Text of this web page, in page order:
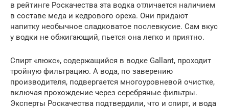
в рейтинге Роскачества эта водка отличается наличием
в составе меда и кедрового ореха. Они придают
напитку необычное сладковатое послевкусие. Сам вкус
у водки не обжигающий, пьется она легко и приятно.
Спирт «люкс», содержащийся в водке Gallant, проходит
тройную фильтрацию. А вода, по заверению
производителя, подвергается многоуровневой очистке,
включая прохождение через серебряные фильтры.
Эксперты Роскачества подтвердили, что и спирт, и вода